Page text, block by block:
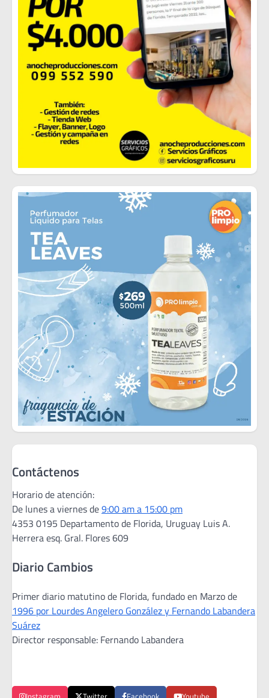
Contáctenos
Horario de atención:
De lunes a viernes de9:00 am a 15:00 pm
4353 0195 Departamento de Florida, Uruguay Luis A.
Herrera esq. Gral. Flores 609
Diario Cambios
Primer diario matutino de Florida, fundado en Marzo de
1996 por Lourdes Angelero González y Fernando Labandera
Suárez
Director responsable: Fernando Labandera